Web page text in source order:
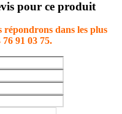
pour ce produit
répondrons dans les plus
91 03 75.